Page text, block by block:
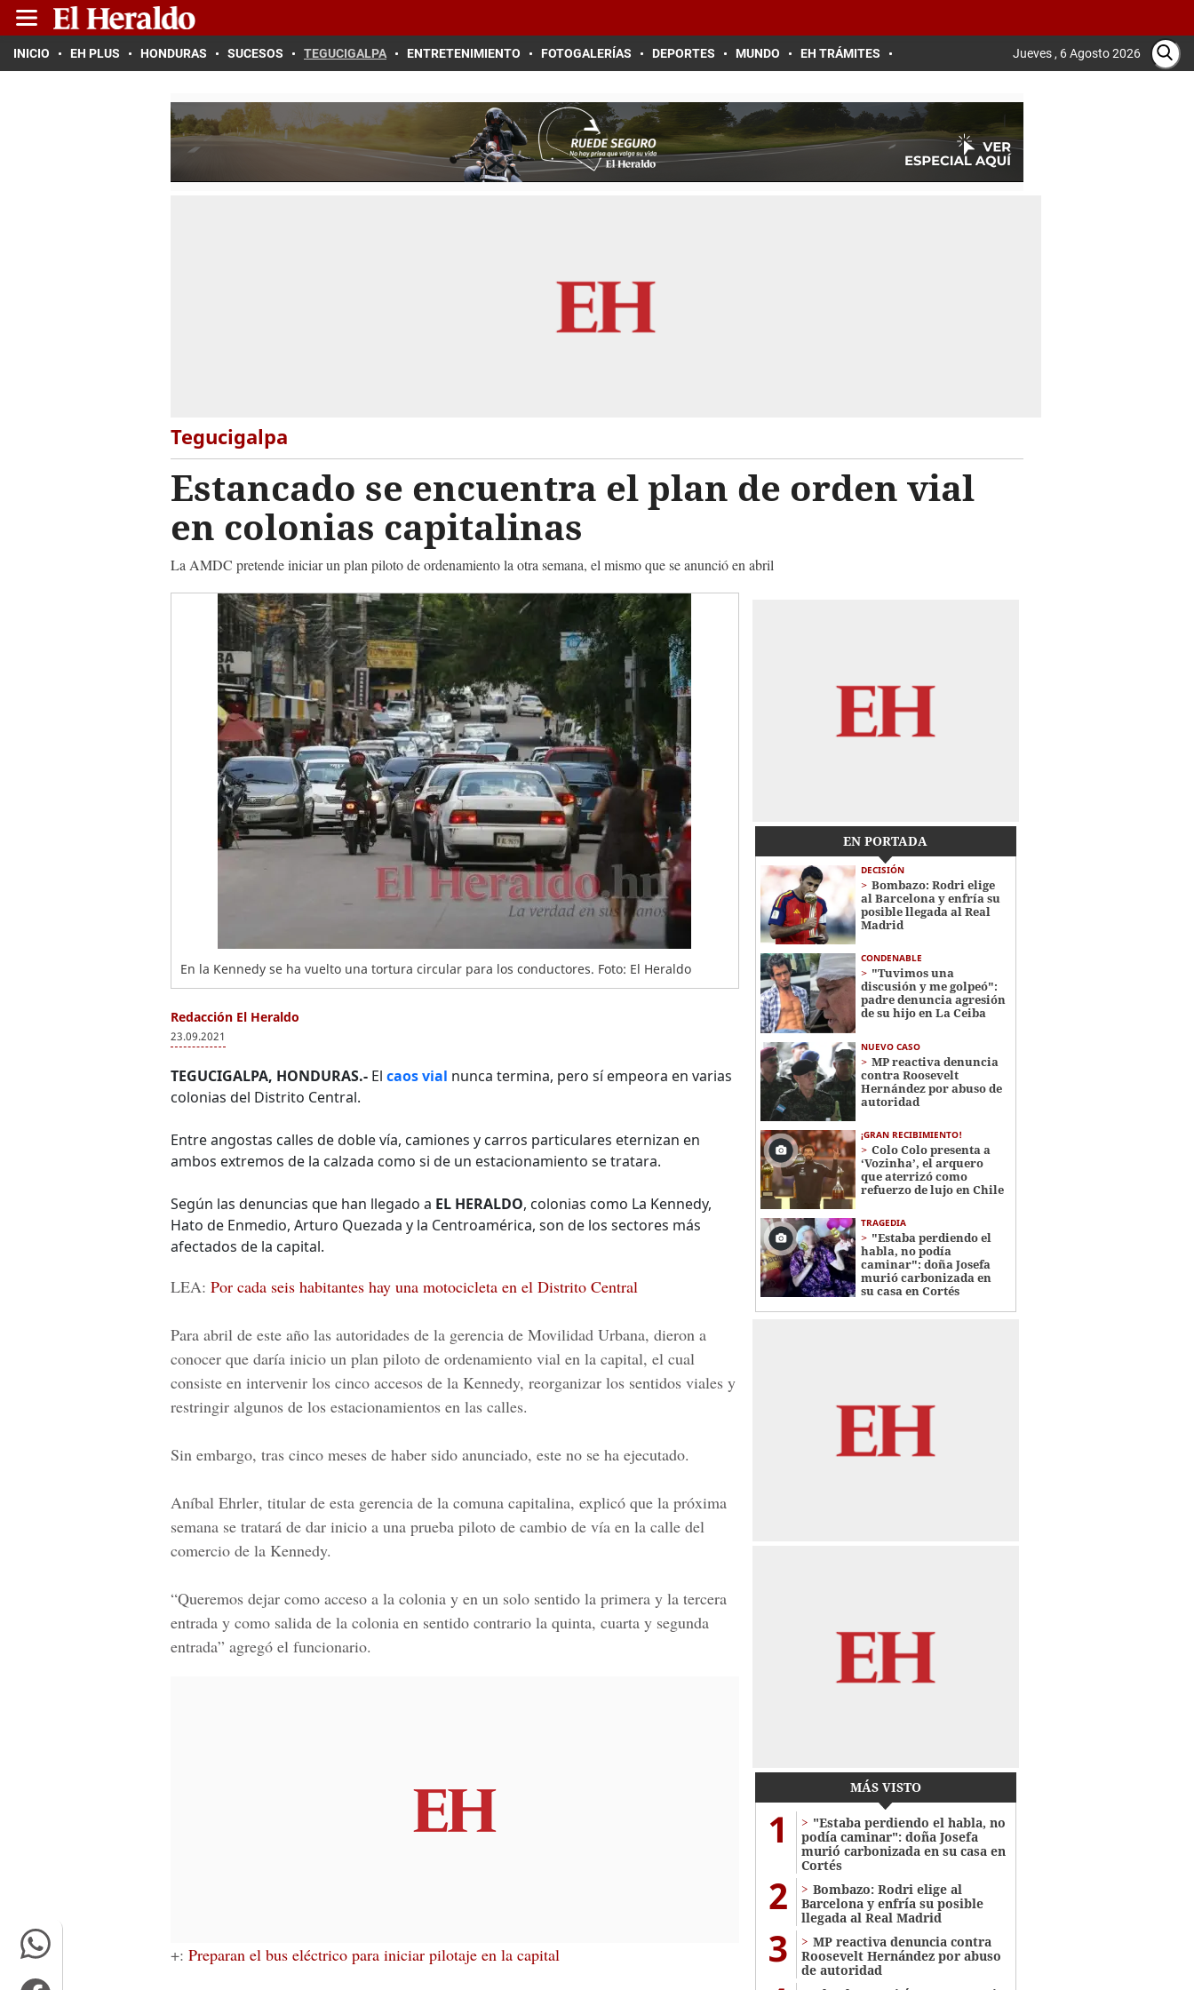
INICIO EH PLUS HONDURAS SUCESOS TEGUCIGALPA ENTRETENIMIENTO FOTOGALERÍAS DEPORTES MUNDO EH TRÁMITES Jueves , 6 Agosto 2026
Tegucigalpa
Estancado se encuentra el plan de orden vial
en colonias capitalinas
La AMDC pretende iniciar un plan piloto de ordenamiento la otra semana, el mismo que se anunció en abril
En la Kennedy se ha vuelto una tortura circular para los conductores. Foto: El Heraldo
Redacción El Heraldo
23.09.2021
TEGUCIGALPA, HONDURAS.- El caos vial nunca termina, pero sí empeora en varias
colonias del Distrito Central.
Entre angostas calles de doble vía, camiones y carros particulares eternizan en
ambos extremos de la calzada como si de un estacionamiento se tratara.
Según las denuncias que han llegado a EL HERALDO, colonias como La Kennedy,
Hato de Enmedio, Arturo Quezada y la Centroamérica, son de los sectores más
afectados de la capital.
LEA: Por cada seis habitantes hay una motocicleta en el Distrito Central
Para abril de este año las autoridades de la gerencia de Movilidad Urbana, dieron a
conocer que daría inicio un plan piloto de ordenamiento vial en la capital, el cual
consiste en intervenir los cinco accesos de la Kennedy, reorganizar los sentidos viales y
restringir algunos de los estacionamientos en las calles.
Sin embargo, tras cinco meses de haber sido anunciado, este no se ha ejecutado.
Aníbal Ehrler, titular de esta gerencia de la comuna capitalina, explicó que la próxima
semana se tratará de dar inicio a una prueba piloto de cambio de vía en la calle del
comercio de la Kennedy.
“Queremos dejar como acceso a la colonia y en un solo sentido la primera y la tercera
entrada y como salida de la colonia en sentido contrario la quinta, cuarta y segunda
entrada” agregó el funcionario.
+: Preparan el bus eléctrico para iniciar pilotaje en la capital
EN PORTADA
DECISIÓN
Bombazo: Rodri elige
al Barcelona y enfría su
posible llegada al Real
Madrid
CONDENABLE
"Tuvimos una
discusión y me golpeó":
padre denuncia agresión
de su hijo en La Ceiba
NUEVO CASO
MP reactiva denuncia
contra Roosevelt
Hernández por abuso de
autoridad
¡GRAN RECIBIMIENTO!
Colo Colo presenta a
‘Vozinha’, el arquero
que aterrizó como
refuerzo de lujo en Chile
TRAGEDIA
"Estaba perdiendo el
habla, no podía
caminar": doña Josefa
murió carbonizada en
su casa en Cortés
MÁS VISTO
1
"Estaba perdiendo el habla, no
podía caminar": doña Josefa
murió carbonizada en su casa en
Cortés
2
Bombazo: Rodri elige al
Barcelona y enfría su posible
llegada al Real Madrid
3
MP reactiva denuncia contra
Roosevelt Hernández por abuso
de autoridad